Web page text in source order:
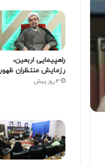
راهپیمایی اربعین،
رزمایش منتظران ظهور
3 روز پیش